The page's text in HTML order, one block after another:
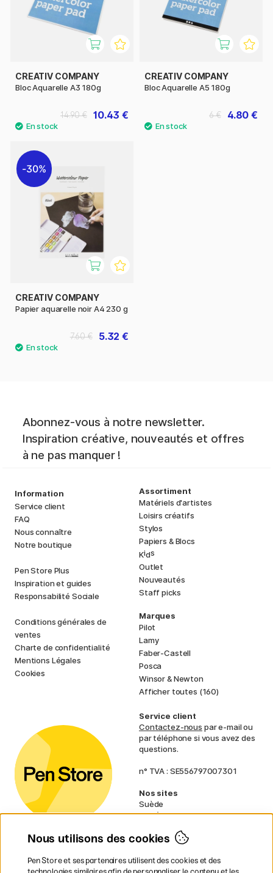
CREATIV COMPANY
Bloc Aquarelle A3 180g
10.43 €
14.90 €
CREATIV COMPANY
Bloc Aquarelle A5 180g
4.80 €
6 €
30%
CREATIV COMPANY
Papier aquarelle noir A4 230 g
5.32 €
7.60 €
Abonnez-vous à notre newsletter.
Inspiration créative, nouveautés et offres
à ne pas manquer !
Information
Service client
FAQ
Nous connaître
Notre boutique
Pen Store Plus
Inspiration et guides
Responsabilité Sociale
Conditions générales de
ventes
Charte de confidentialité
Mentions Légales
Cookies
Assortiment
Matériels d'artistes
Loisirs créatifs
Stylos
Papiers & Blocs
Kids
Outlet
Nouveautés
Staff picks
Marques
Pilot
Lamy
Faber-Castell
Posca
Winsor & Newton
Afficher toutes (160)
Service client
Contactez-nous par e-mail ou
par téléphone si vous avez des
questions.
n° TVA : SE556797007301
Nos sites
Suède
Norvège
Finlande
Irlande
Pays-Bas
Nous utilisons des cookies
Pen Store et ses partenaires utilisent des cookies et des